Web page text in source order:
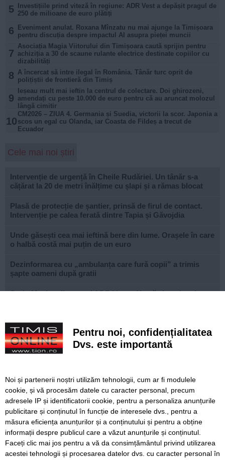
5
Investițiile prind viteză în regiune: ADR Vest a depășit pragul de
250 de milioane de euro plătiți
6
Eveniment anulat. Roxana Mînzatu nu mai ajunge la Timișoara
pentru discuția despre impactul AI asupra pieței muncii
7
Asociația Magia Viitorului din Timișoara caută sprijin pentru
achiziția a 30 de scaune rulante electrice destinate copiilor cu
dizabilități
8 A încercat să intre ilegal în România. Tânăr turc oprit de
polițiștii de frontieră din Timiș
9
Ieșeau mult mai ieftin la centrul de colectare. Doi ghirozeni,
amendați cu peste 10.000 de euro pentru că au aruncat molozul
lângă cimitir
10
CM2026 – ZIUA 4. Germania și Suedia, victorii la scor. Japonia a
scos un egal cu Olanda, iar Coasta de Fildeș a trecut de
Ecuador
Cele mai noi știri
Intervenție de urgență în Cheile Rudăriei. Un tânăr s-a
cățărat la 20 de metri înălțime cu șlapi și a rămas blocat
Plasă de protecție de șantier, prinsă de firul de contact.
Intervenție pe calea ferată dintre Tapia și Găvojdia
Unde găsești cea mai ieftină bere din lume. Orașele în care
o halbă costă mai puțin de un euro
Dezinformarea cu „ambulanța care fură copii” a trimis
șapte oameni după gratii
Sorin Maxim, directorul ADR Vest: „Nu vă alegeți un loc
Horoscop săptămâna 10 - 16 august
Lucrări ale SDM în Timișoara, astăzi, 10 august
Incendiu forestier de proporții în Canada: 20.000 de
persoane evacuate
Canicula schimbă și meniul: ce alimente recomandă
medicii în zilele cu temperaturi extreme
Pentru noi, confidențialitatea
Dvs. este importantă
Noi și partenerii noștri utilizăm tehnologii, cum ar fi modulele
cookie, și vă procesăm datele cu caracter personal, precum
adresele IP și identificatorii cookie, pentru a personaliza anunțurile
publicitare și conținutul în funcție de interesele dvs., pentru a
măsura eficiența anunțurilor și a conținutului și pentru a obține
informații despre publicul care a văzut anunțurile și conținutul.
Faceți clic mai jos pentru a vă da consimțământul privind utilizarea
acestei tehnologii și procesarea datelor dvs. cu caracter personal în